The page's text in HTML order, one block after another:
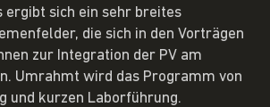
ergibt sich ein sehr breites
die sich in den Vorträgen
zur Integration der PV am
Umrahmt wird das Programm von
und kurzen Laborführung.